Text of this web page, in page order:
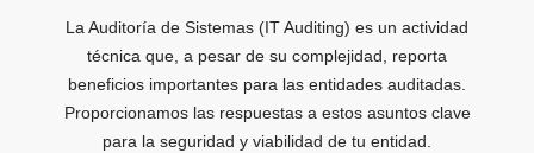
La Auditoría de Sistemas (IT Auditing) es un actividad
técnica que, a pesar de su complejidad, reporta
beneficios importantes para las entidades auditadas.
Proporcionamos las respuestas a estos asuntos clave
para la seguridad y viabilidad de tu entidad.